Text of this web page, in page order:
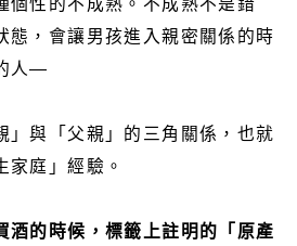
態，會讓男孩進入親密關係的時
人—
」與「父親」的三角關係，也就
家庭」經驗。
酒的時候，標籤上註明的「原產